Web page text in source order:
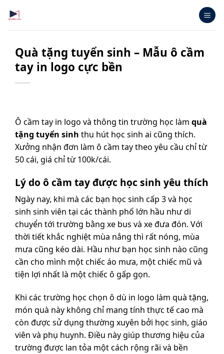
qua
nội
Quà tặng tuyển sinh – Mẫu ô cầm
tay in logo cực bền
Ô cầm tay in logo và thông tin trường học làm quà
tặng tuyển sinh thu hút học sinh ai cũng thích.
Xưởng nhận đơn làm ô cầm tay theo yêu cầu chỉ từ
50 cái, giá chỉ từ 100k/cái.
Lý do ô cầm tay được học sinh yêu thích
Ngày nay, khi mà các bạn học sinh cấp 3 và học
sinh sinh viên tại các thành phố lớn hầu như di
chuyển tới trường bằng xe bus và xe đưa đón. Với
thời tiết khắc nghiệt mùa nắng thì rất nóng, mùa
mưa cũng kéo dài. Hầu như bạn học sinh nào cũng
cần cho mình một chiếc áo mưa, một chiếc mũ và
tiện lợi nhất là một chiếc ô gấp gọn.
Khi các trường học chọn ô dù in logo làm quà tặng,
món quà này không chỉ mang tính thực tế cao mà
còn được sử dụng thường xuyên bởi học sinh, giáo
viên và phụ huynh. Điều này giúp thương hiệu của
trường được lan tỏa một cách rộng rãi và bền